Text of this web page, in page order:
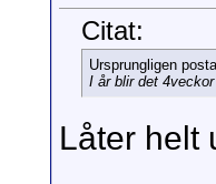
Citat:
Ursprungligen
I år blir det
Låter helt